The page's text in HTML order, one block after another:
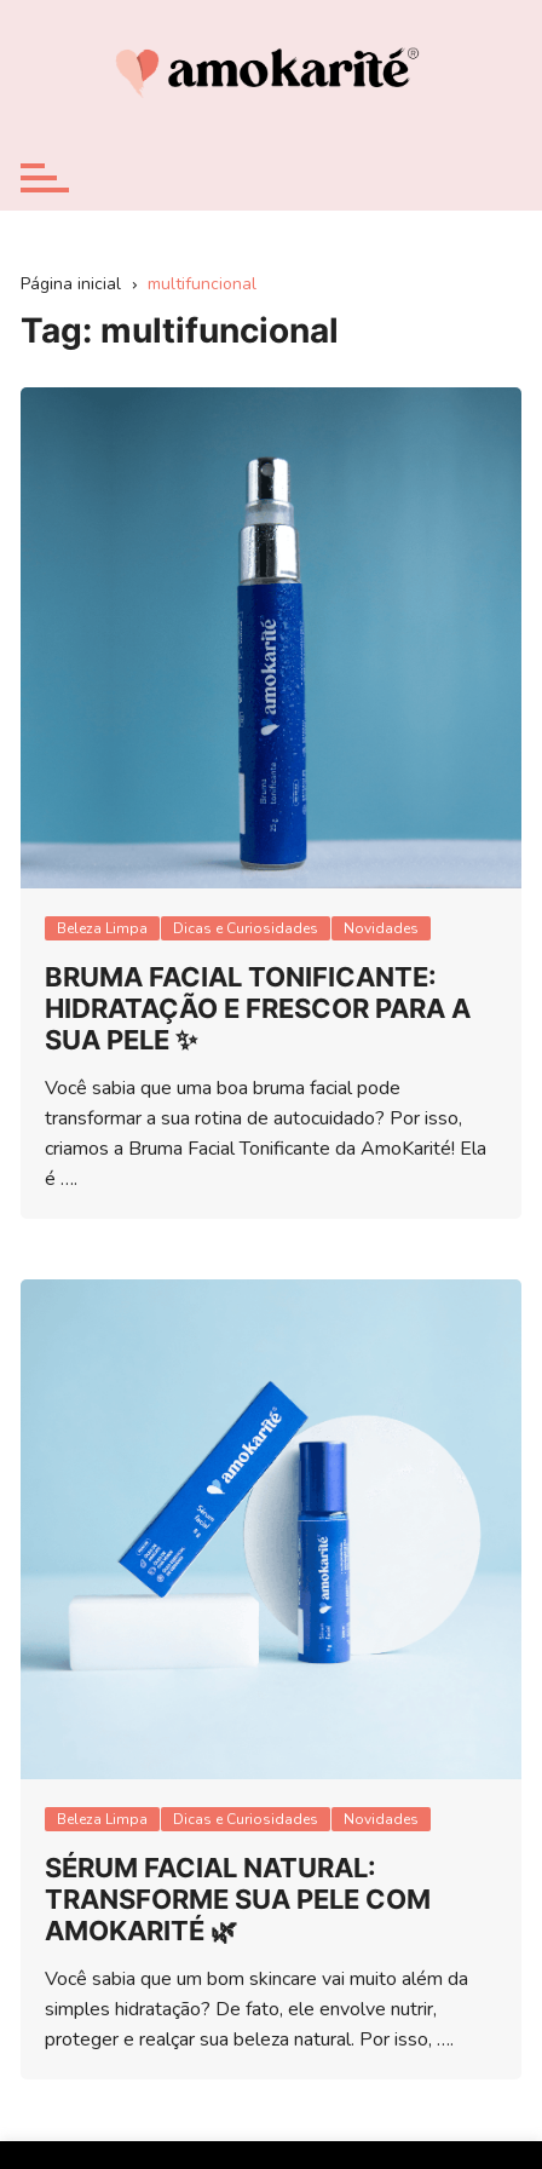
Página inicial multifuncional
Tag: multifuncional
Beleza Limpa Dicas e Curiosidades Novidades
BRUMA FACIAL TONIFICANTE:
HIDRATAÇÃO E FRESCOR PARA A
SUA PELE ✨
Você sabia que uma boa bruma facial pode
transformar a sua rotina de autocuidado? Por isso,
criamos a Bruma Facial Tonificante da AmoKarité! Ela
é ….
Beleza Limpa Dicas e Curiosidades Novidades
SÉRUM FACIAL NATURAL:
TRANSFORME SUA PELE COM
AMOKARITÉ 🌿
Você sabia que um bom skincare vai muito além da
simples hidratação? De fato, ele envolve nutrir,
proteger e realçar sua beleza natural. Por isso, ….